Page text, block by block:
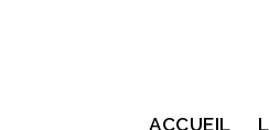
ACCUEIL